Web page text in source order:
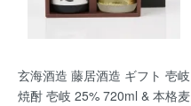
玄海酒造 藤居酒造 ギフト 壱岐
焼酎 壱岐 25% 720ml & 本格麦